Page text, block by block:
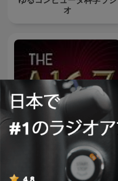
オ
The a16z Show